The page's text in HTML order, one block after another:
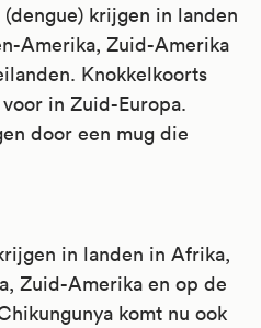
(dengue) krijgen in landen
Amerika, Zuid-Amerika
Knokkelkoorts
in Zuid-Europa.
door een mug die
in landen in Afrika,
Zuid-Amerika en op de
komt nu ook